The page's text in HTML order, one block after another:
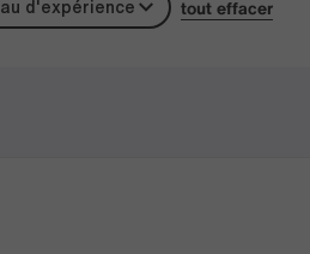
d'expérience tout effacer